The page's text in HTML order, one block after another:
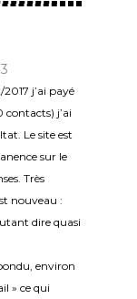
j’ai payé
j’ai
Le site est
sur le
Très
nouveau :
dire quasi
environ
» ce qui